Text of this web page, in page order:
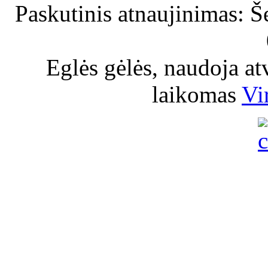
Paskutinis atnaujinimas:
Eglės gėlės, naudoja
laikomas